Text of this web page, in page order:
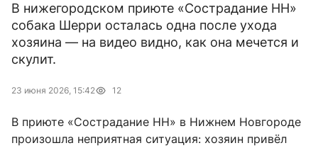
В нижегородском приюте «Сострадание НН»
собака Шерри осталась одна после ухода
хозяина — на видео видно, как она мечется и
скулит.
23 июня 2026, 15:42 12
В приюте «Сострадание НН» в Нижнем Новгороде
произошла неприятная ситуация: хозяин привёл